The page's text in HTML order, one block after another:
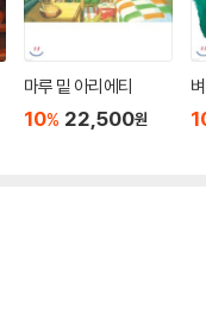
마루 밑 아리에티
10% 22,500원